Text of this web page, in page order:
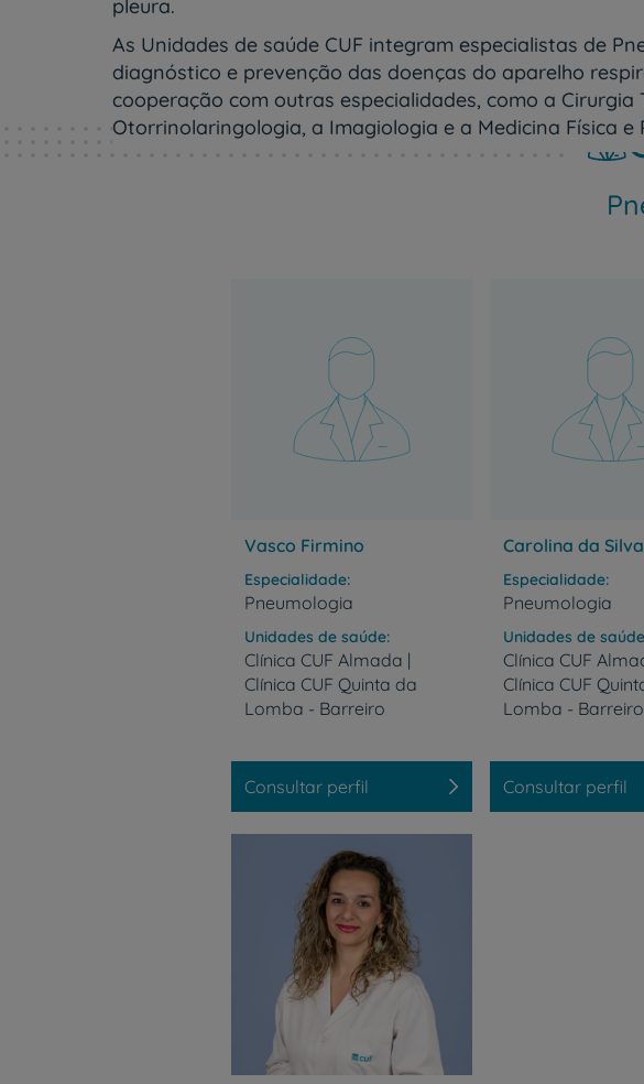
pleura.
As Unidades de saúde CUF integram especialistas de
diagnóstico e prevenção das doenças do aparelho
cooperação com outras especialidades, como a
Otorrinolaringologia, a Imagiologia e a Medicina Física e
Vasco Firmino
Especialidade
Pneumologia
Unidades de saúde
Clínica CUF Almada |
Clínica CUF Quinta da
Lomba - Barreiro
Consultar perfil
Carolina da
Especialidade
Pneumologia
Unidades de saúde
Clínica CUF
Clínica CUF
Lomba - Barreiro
Consultar perfil